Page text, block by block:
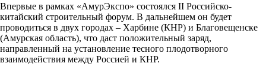
Впервые в рамках «АмурЭкспо» состоялся II Российско-
китайский строительный форум. В дальнейшем он будет
проводиться в двух городах – Харбине (КНР) и Благовещенске
(Амурская область), что даст положительный заряд,
направленный на установление тесного плодотворного
взаимодействия между Россией и КНР.